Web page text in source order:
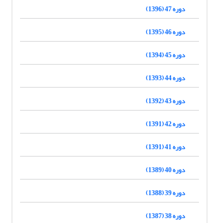
دوره 47 (1396)
دوره 46 (1395)
دوره 45 (1394)
دوره 44 (1393)
دوره 43 (1392)
دوره 42 (1391)
دوره 41 (1391)
دوره 40 (1389)
دوره 39 (1388)
دوره 38 (1387)